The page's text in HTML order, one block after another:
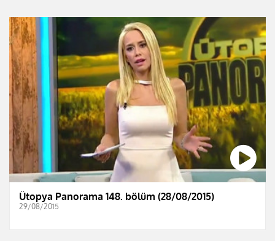
Ütopya Panorama 148. bölüm (28/08/2015)
29/08/2015